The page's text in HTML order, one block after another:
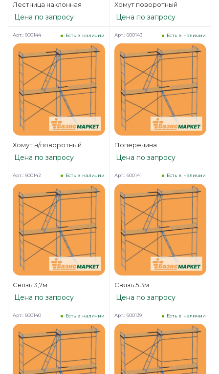
Лестница наклонная
Цена по запросу
Хомут поворотный
Цена по запросу
Хомут н/поворотный
Есть в наличии
Арт.: 600144
Цена по запросу
Поперечина
Есть в наличии
Арт.: 600143
Цена по запросу
Связь 3,7м
Есть в наличии
Арт.: 600142
Цена по запросу
Связь 5.3м
Есть в наличии
Арт.: 600141
Цена по запросу
Есть в наличии
Арт.: 600140 Есть в наличии
Арт.: 600139